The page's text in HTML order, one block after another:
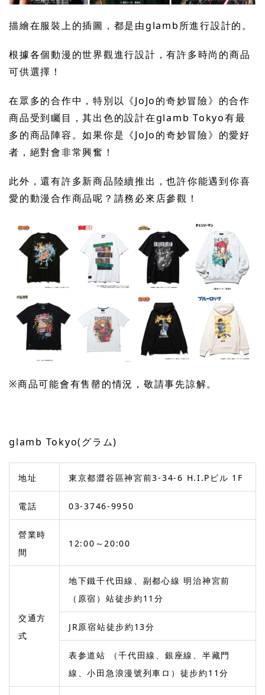
描繪在服裝上的插圖，都是由glamb所進行設計的。
根據各個動漫的世界觀進行設計，有許多時尚的商品
可供選擇！
在眾多的合作中，特別以《JoJo的奇妙冒險》的合作
商品受到矚目，其出色的設計在glamb Tokyo有最
多的商品陣容。如果你是《JoJo的奇妙冒險》的愛好
者，絕對會非常興奮！
此外，還有許多新商品陸續推出，也許你能遇到你喜
愛的動漫合作商品呢？請務必來店參觀！
※商品可能會有售罄的情況，敬請事先諒解。
glamb Tokyo(グラム)
地址 東京都澀谷區神宮前3-34-6 H.I.Pビル 1F
電話 03-3746-9950
營業時
間
12:00～20:00
交通方
式
地下鐵千代田線、副都心線 明治神宮前
（原宿）站徒步約11分
JR原宿站徒步約13分
表参道站 （千代田線、銀座線、半藏門
線、小田急浪漫號列車ロ）徒步約11分